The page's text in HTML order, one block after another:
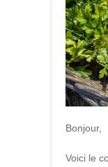
Bonjour,
Voici le